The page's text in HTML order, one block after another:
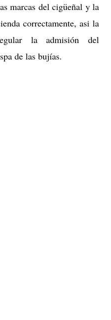
marcas del cigüeñal y la
correctamente, asi la
la admisión del
de las bujías.